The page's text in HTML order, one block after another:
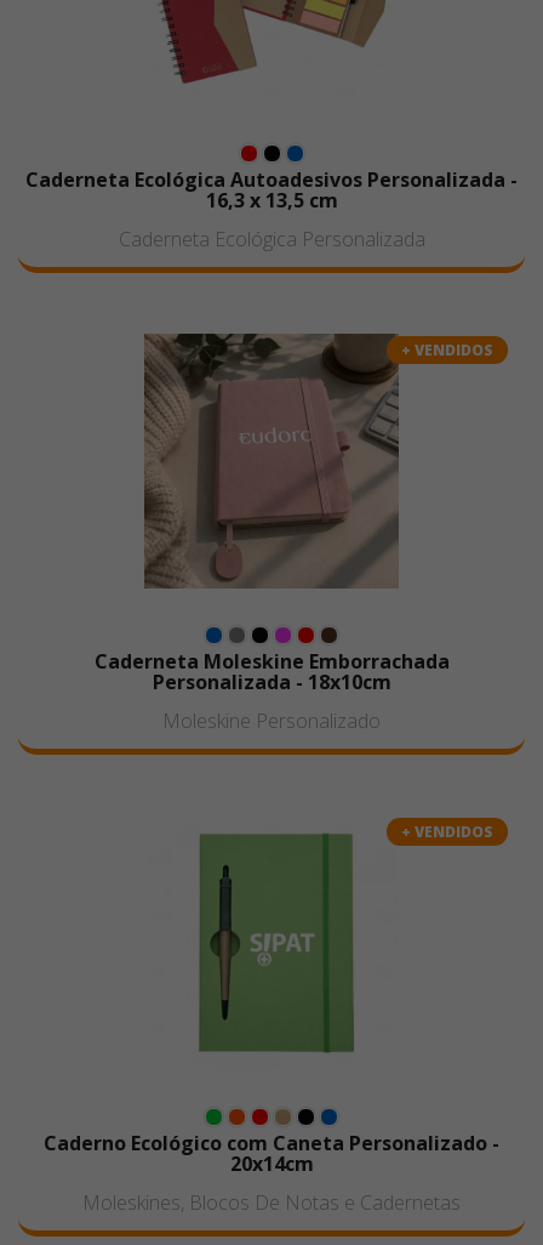
Caderneta Ecológica Autoadesivos Personalizada -
16,3 x 13,5 cm
Caderneta Ecológica Personalizada
+ VENDIDOS
Caderneta Moleskine Emborrachada
Personalizada - 18x10cm
Moleskine Personalizado
+ VENDIDOS
Caderno Ecológico com Caneta Personalizado -
20x14cm
Moleskines, Blocos De Notas e Cadernetas